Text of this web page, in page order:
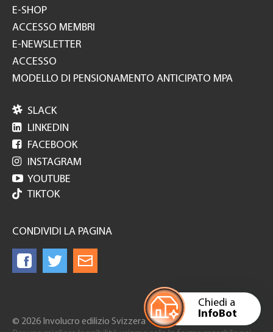
Chiedi a
InfoBot
E-SHOP
ACCESSO MEMBRI
E-NEWSLETTER
ACCESSO
MODELLO DI PENSIONAMENTO ANTICIPATO MPA
 SLACK
 LINKEDIN
 FACEBOOK
 INSTAGRAM
 YOUTUBE
TIKTOK
CONDIVIDI LA PAGINA
© 2026 Involucro edilizio Svizzera